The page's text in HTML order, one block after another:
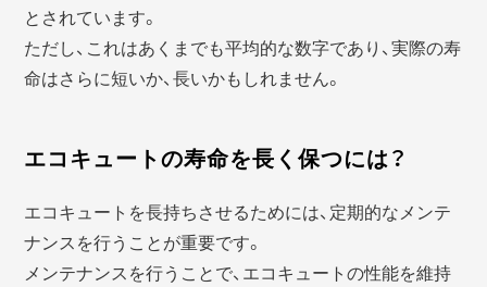
とされています。
ただし、これはあくまでも平均的な数字であり、実際の寿
命はさらに短いか、長いかもしれません。
エコキュートの寿命を長く保つには？
エコキュートを長持ちさせるためには、定期的なメンテ
ナンスを行うことが重要です。
メンテナンスを行うことで、エコキュートの性能を維持